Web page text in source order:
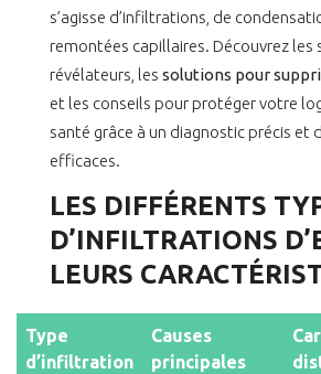
s’agisse d’infiltrations, de
remontées capillaires. Découvrez les
révélateurs, les solutions pour
et les conseils pour protéger votre
santé grâce à un diagnostic précis et
efficaces.
LES DIFFÉRENTS
D’INFILTRATIONS
LEURS
Type
d’infiltration
Causes
principales